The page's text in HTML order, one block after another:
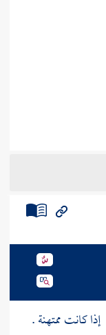
إذا كانت ممتهنة .